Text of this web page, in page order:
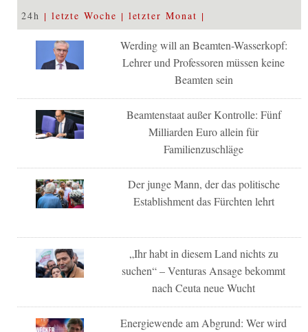
24h letzte Woche letzter Monat
Werding will an Beamten-Wasserkopf:
Lehrer und Professoren müssen keine
Beamten sein
Beamtenstaat außer Kontrolle: Fünf
Milliarden Euro allein für
Familienzuschläge
Der junge Mann, der das politische
Establishment das Fürchten lehrt
„Ihr habt in diesem Land nichts zu
suchen“ – Venturas Ansage bekommt
nach Ceuta neue Wucht
Energiewende am Abgrund: Wer wird